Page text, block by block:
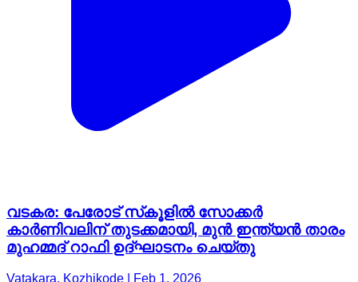
വടകര: പേരോട് സ്‌കൂളിൽ സോക്കർ
കാർണിവലിന് തുടക്കമായി, മുൻ ഇന്ത്യൻ താരം
മുഹമ്മദ് റാഫി ഉദ്ഘാടനം ചെയ്തു
Vatakara, Kozhikode | Feb 1, 2026